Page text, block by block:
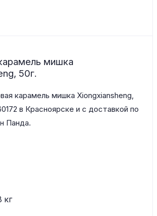
мишка
50г.
карамель мишка Xiongxiansheng,
в Красноярске и с доставкой по
Панда.
кг